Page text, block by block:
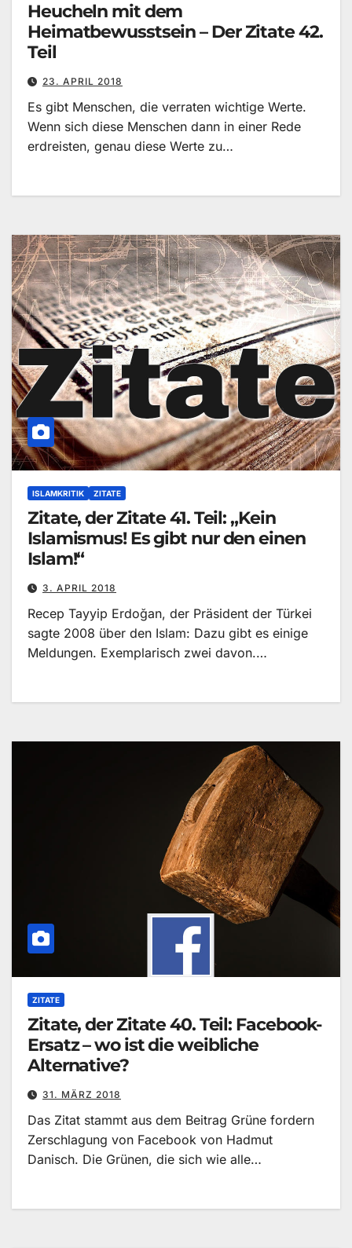
Heucheln mit dem
Heimatbewusstsein – Der Zitate 42.
Teil
23. APRIL 2018
Es gibt Menschen, die verraten wichtige Werte.
Wenn sich diese Menschen dann in einer Rede
erdreisten, genau diese Werte zu…
ISLAMKRITIK ZITATE
Zitate, der Zitate 41. Teil: „Kein
Islamismus! Es gibt nur den einen
Islam!“
3. APRIL 2018
Recep Tayyip Erdoğan, der Präsident der Türkei
sagte 2008 über den Islam: Dazu gibt es einige
Meldungen. Exemplarisch zwei davon.…
ZITATE
Zitate, der Zitate 40. Teil: Facebook-
Ersatz – wo ist die weibliche
Alternative?
31. MÄRZ 2018
Das Zitat stammt aus dem Beitrag Grüne fordern
Zerschlagung von Facebook von Hadmut
Danisch. Die Grünen, die sich wie alle…